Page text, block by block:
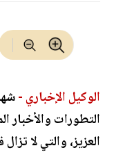
الوكيل الإخباري -
التطورات والأخبار
العزيز، والتي لا تزال